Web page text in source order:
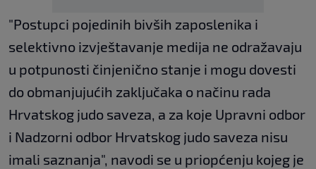
"Postupci pojedinih bivših zaposlenika i
selektivno izvještavanje medija ne odražavaju
u potpunosti činjenično stanje i mogu dovesti
do obmanjujućih zaključaka o načinu rada
Hrvatskog judo saveza, a za koje Upravni odbor
i Nadzorni odbor Hrvatskog judo saveza nisu
imali saznanja", navodi se u priopćenju kojeg je